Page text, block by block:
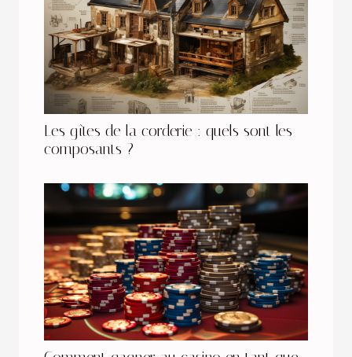
Les gîtes de la corderie : quels sont les
composants ?